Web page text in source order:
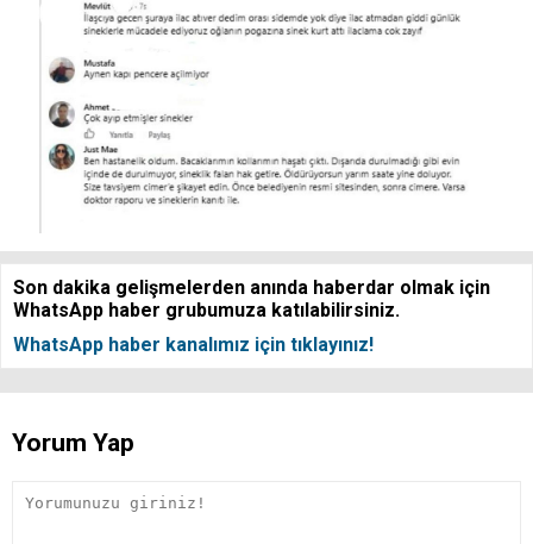
Son dakika gelişmelerden anında haberdar olmak için
WhatsApp haber grubumuza katılabilirsiniz.
WhatsApp haber kanalımız için tıklayınız!
Yorum Yap